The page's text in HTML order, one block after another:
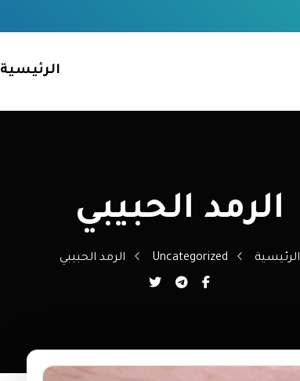
الرئيسية
الرمد الحبيبي
الرئيسية Uncategorized الرمد الحبيبي